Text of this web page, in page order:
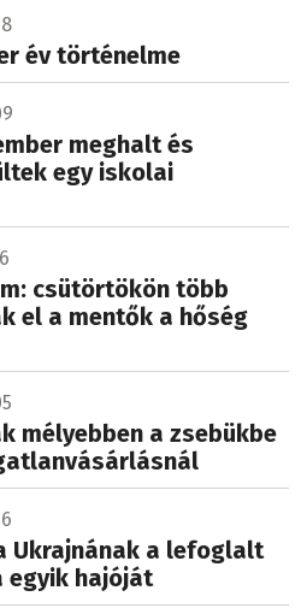
év történelme
meghalt és
egy iskolai
csütörtökön több
el a mentők a hőség
mélyebben a zsebükbe
Ukrajnának a lefoglalt
egyik hajóját